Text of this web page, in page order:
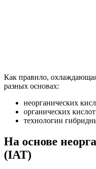
Как правило,
разных основах:
неорганических
органических
технологии
На основе
(IAT)